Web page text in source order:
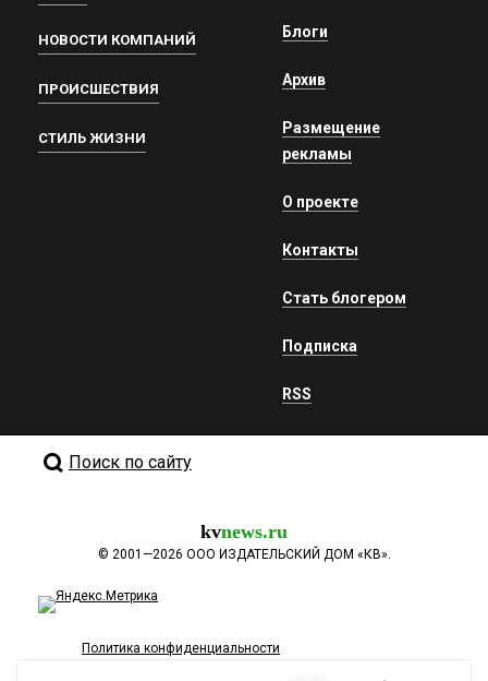
НОВОСТИ КОМПАНИЙ
ПРОИСШЕСТВИЯ
СТИЛЬ ЖИЗНИ
Блоги
Архив
Размещение
рекламы
О проекте
Контакты
Стать блогером
Подписка
RSS
Поиск по сайту
kvnews.ru
© 2001—2026 ООО ИЗДАТЕЛЬСКИЙ ДОМ «КВ».
Политика конфиденциальности